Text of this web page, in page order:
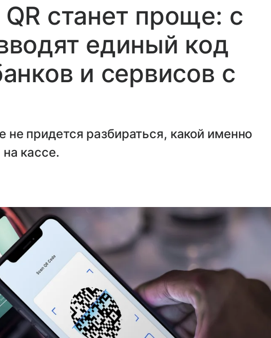
станет проще: с
единый код
и сервисов с
не придется разбираться, какой именно
кассе.